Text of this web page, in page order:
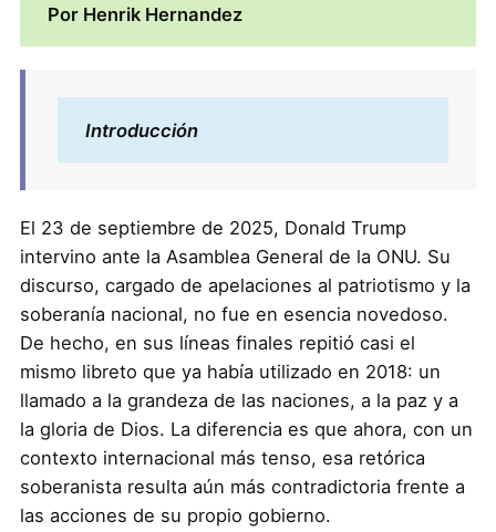
Por Henrik Hernandez
Introducción
El 23 de septiembre de 2025, Donald Trump
intervino ante la Asamblea General de la ONU. Su
discurso, cargado de apelaciones al patriotismo y la
soberanía nacional, no fue en esencia novedoso.
De hecho, en sus líneas finales repitió casi el
mismo libreto que ya había utilizado en 2018: un
llamado a la grandeza de las naciones, a la paz y a
la gloria de Dios. La diferencia es que ahora, con un
contexto internacional más tenso, esa retórica
soberanista resulta aún más contradictoria frente a
las acciones de su propio gobierno.